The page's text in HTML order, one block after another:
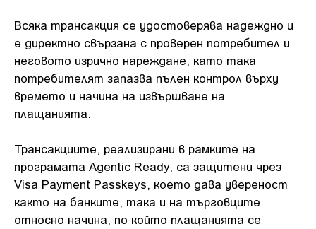
Всяка трансакция се удостоверява надеждно и
е директно свързана с проверен потребител и
неговото изрично нареждане, като така
потребителят запазва пълен контрол върху
времето и начина на извършване на
плащанията.
Трансакциите, реализирани в рамките на
програмата Agentic Ready, са защитени чрез
Visa Payment Passkeys, което дава увереност
както на банките, така и на търговците
относно начина, по който плащанията се